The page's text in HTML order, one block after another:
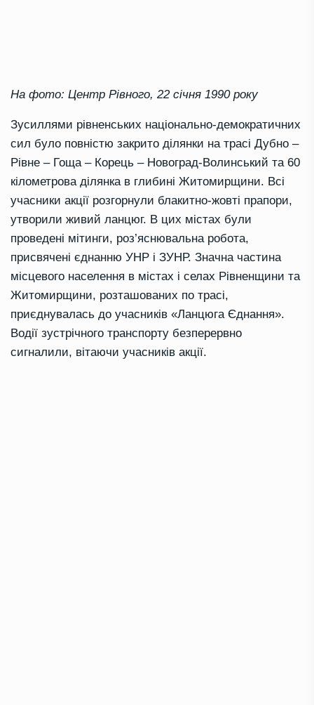
На фото: Центр Рівного, 22 січня 1990 року
Зусиллями рівненських національно-демократичних
сил було повністю закрито ділянки на трасі Дубно –
Рівне – Гоща – Корець – Новоград-Волинський та 60
кілометрова ділянка в глибині Житомирщини. Всі
учасники акції розгорнули блакитно-жовті прапори,
утворили живий ланцюг. В цих містах були
проведені мітинги, роз’яснювальна робота,
присвячені єднанню УНР і ЗУНР. Значна частина
місцевого населення в містах і селах Рівненщини та
Житомирщини, розташованих по трасі,
приєднувалась до учасників «Ланцюга Єднання».
Водії зустрічного транспорту безперервно
сигналили, вітаючи учасників акції.